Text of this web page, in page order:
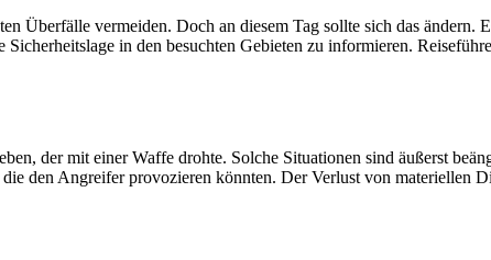
Überfälle vermeiden. Doch an diesem Tag sollte sich das ändern.
in den besuchten Gebieten zu informieren.
der mit einer Waffe drohte. Solche Situationen sind äußerst
den Angreifer provozieren könnten. Der Verlust von materiellen